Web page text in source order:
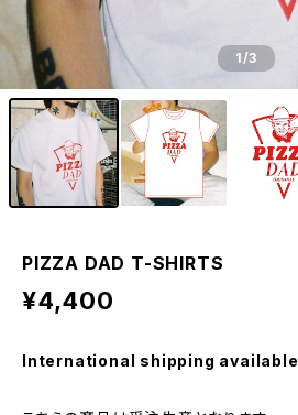
1/3
PIZZA DAD T-SHIRTS
¥4,400
International shipping available